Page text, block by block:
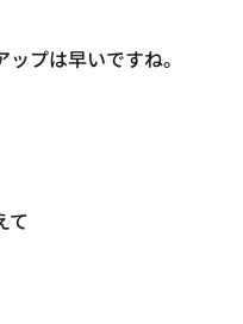
プは早いですね。
て